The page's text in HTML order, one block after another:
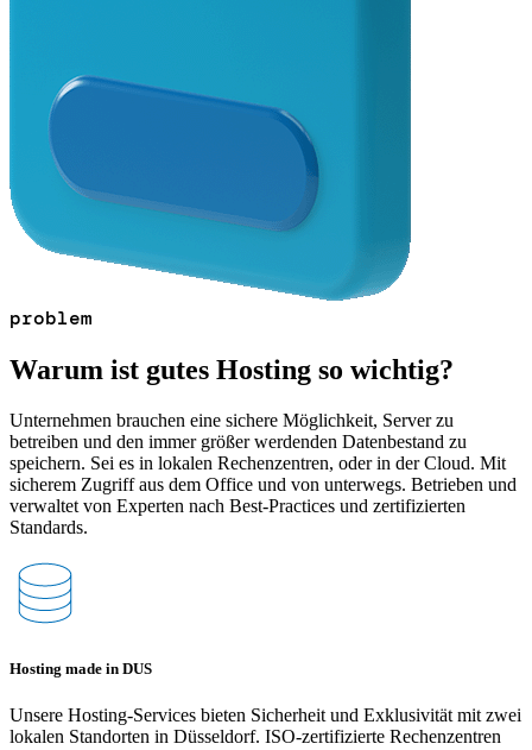
problem
Warum ist gutes Hosting so wichtig?
Unternehmen brauchen eine sichere Möglichkeit, Server zu
betreiben und den immer größer werdenden Datenbestand zu
speichern. Sei es in lokalen Rechenzentren, oder in der Cloud. Mit
sicherem Zugriff aus dem Office und von unterwegs. Betrieben und
verwaltet von Experten nach Best-Practices und zertifizierten
Standards.
Hosting made in DUS
Unsere Hosting-Services bieten Sicherheit und Exklusivität mit zwei
lokalen Standorten in Düsseldorf. ISO-zertifizierte Rechenzentren